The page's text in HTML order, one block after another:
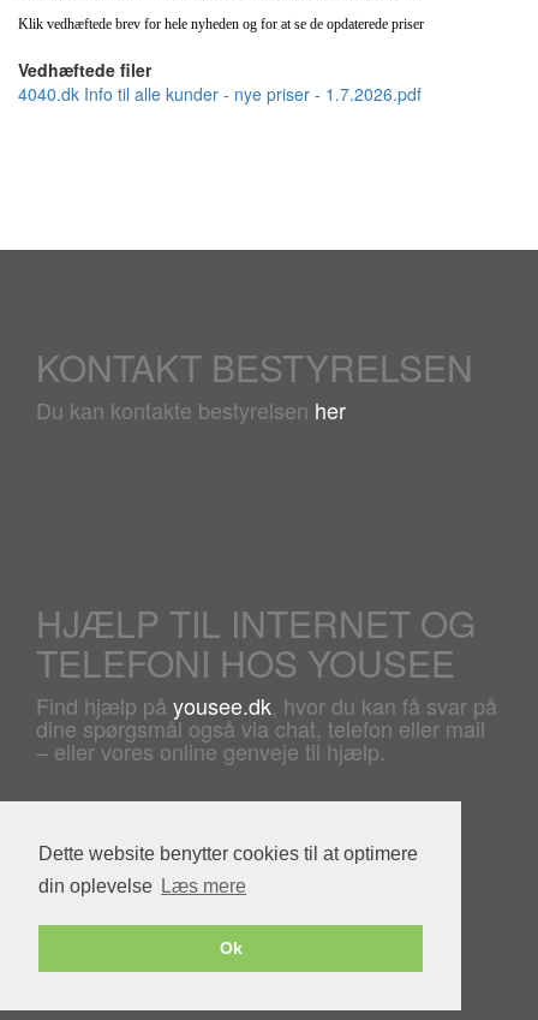
Dette website benytter cookies til at optimere
din oplevelse Læs mere
Ok
Klik vedhæftede brev for hele nyheden og for at se de opdaterede priser
Vedhæftede filer
4040.dk Info til alle kunder - nye priser - 1.7.2026.pdf
KONTAKT BESTYRELSEN
Du kan kontakte bestyrelsen her
HJÆLP TIL INTERNET OG
TELEFONI HOS YOUSEE
Find hjælp på yousee.dk, hvor du kan få svar på
dine spørgsmål også via chat, telefon eller mail
– eller vores online genveje til hjælp.
Powered by YouSee Foreningsweb